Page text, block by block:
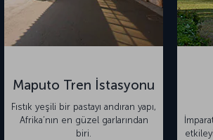
Maputo Tren İstasyonu
Fıstık yeşili bir pastayı andıran yapı,
Afrika’nın en güzel garlarından
biri.